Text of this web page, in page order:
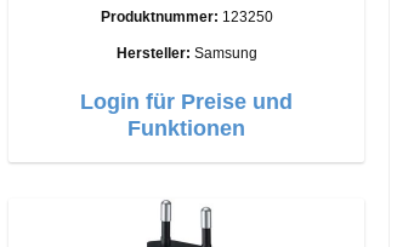
Anschlüsse: USB-C Output: 15W Farbe:
Schwarz/li>
Produktnummer: 123250
Hersteller: Samsung
Login für Preise und
Funktionen